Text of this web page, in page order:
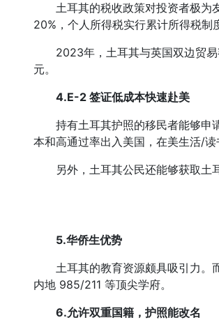
土耳其的税收政策对投资者极为
20%，个人所得税实行累计所得税
2023年，土耳其与英国双边贸易
元。
4.E-2 签证低成本快速赴美
持有土耳其护照的移民者能够申
本和高通过率出入美国，在美生活/读
另外，土耳其公民还能够获取土
5.华侨生优势
土耳其的教育资源颇具吸引力。而
内地 985/211 等顶尖学府。
6.允许双重国籍，护照能改名